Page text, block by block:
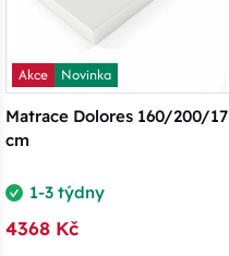
Akce
Novinka
Matrace Dolores 160/200/17
cm
1-3 týdny
4368 Kč